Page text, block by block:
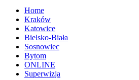
Home
Kraków
Katowice
Bielsko-Biała
Sosnowiec
Bytom
ONLINE
Superwizja